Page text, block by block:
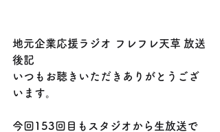
地元企業応援ラジオ フレフレ天草 放送
後記
いつもお聴きいただきありがとうござ
います。
今回153回目もスタジオから生放送で